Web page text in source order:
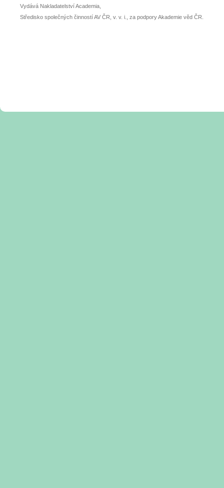
Vydává Nakladatelství Academia,
Středisko společných činností AV ČR, v. v. i., za podpory Akademie věd ČR.